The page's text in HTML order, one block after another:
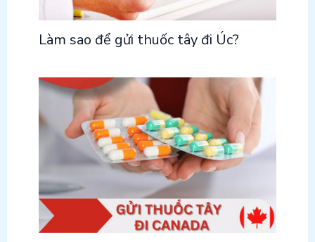
Làm sao để gửi thuốc tây đi Úc?